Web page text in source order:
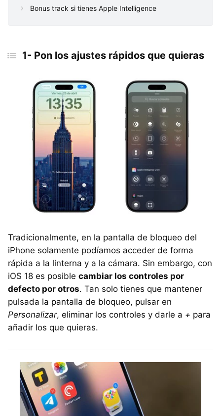
Bonus track si tienes Apple Intelligence
1- Pon los ajustes rápidos que quieras
Tradicionalmente, en la pantalla de bloqueo del
iPhone solamente podíamos acceder de forma
rápida a la linterna y a la cámara. Sin embargo, con
iOS 18 es posible cambiar los controles por
defecto por otros. Tan solo tienes que mantener
pulsada la pantalla de bloqueo, pulsar en
Personalizar, eliminar los controles y darle a + para
añadir los que quieras.